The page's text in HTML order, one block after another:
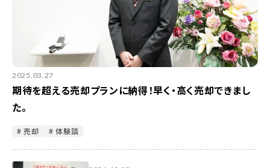
2025.03.27
期待を超える売却プランに納得！早く・高く売却できまし
た。
# 売却 # 体験談